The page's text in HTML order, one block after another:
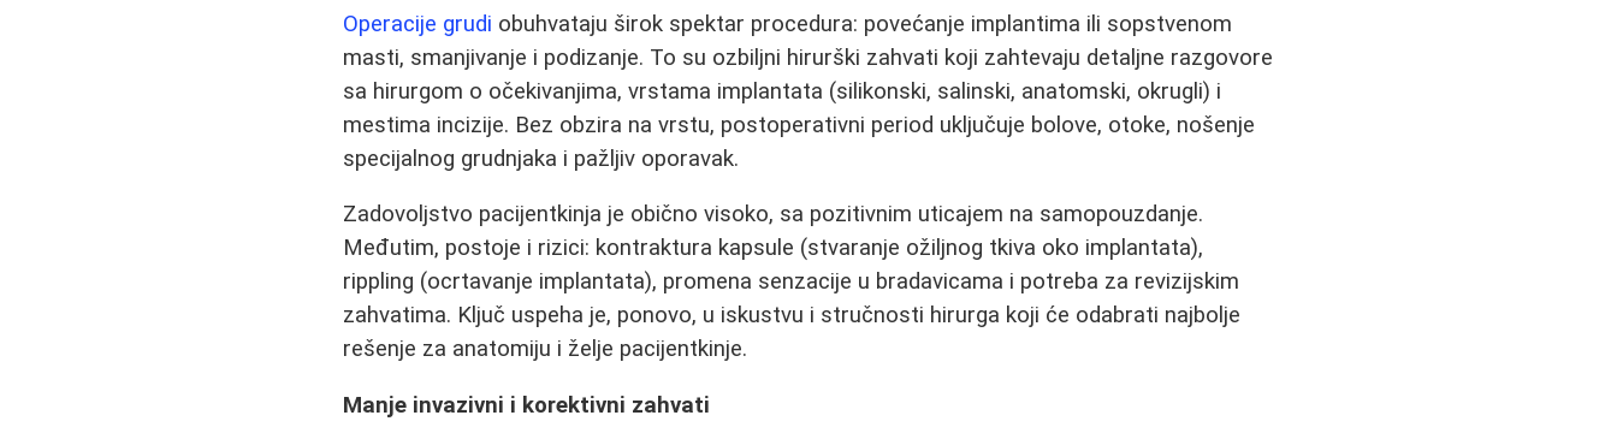
Operacije grudi obuhvataju širok spektar procedura: povećanje implantima ili sopstvenom
masti, smanjivanje i podizanje. To su ozbiljni hirurški zahvati koji zahtevaju detaljne razgovore
sa hirurgom o očekivanjima, vrstama implantata (silikonski, salinski, anatomski, okrugli) i
mestima incizije. Bez obzira na vrstu, postoperativni period uključuje bolove, otoke, nošenje
specijalnog grudnjaka i pažljiv oporavak.
Zadovoljstvo pacijentkinja je obično visoko, sa pozitivnim uticajem na samopouzdanje.
Međutim, postoje i rizici: kontraktura kapsule (stvaranje ožiljnog tkiva oko implantata),
rippling (ocrtavanje implantata), promena senzacije u bradavicama i potreba za revizijskim
zahvatima. Ključ uspeha je, ponovo, u iskustvu i stručnosti hirurga koji će odabrati najbolje
rešenje za anatomiju i želje pacijentkinje.
Manje invazivni i korektivni zahvati